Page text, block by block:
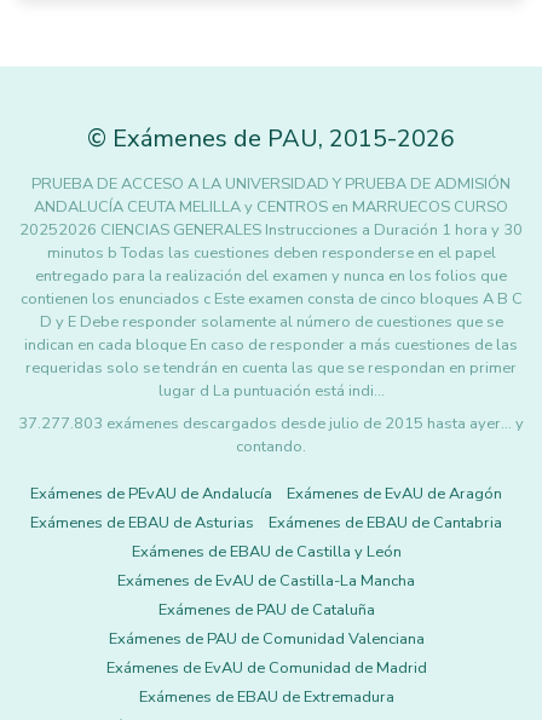
© Exámenes de PAU, 2015-2026
PRUEBA DE ACCESO A LA UNIVERSIDAD Y PRUEBA DE ADMISIÓN
ANDALUCÍA CEUTA MELILLA y CENTROS en MARRUECOS CURSO
20252026 CIENCIAS GENERALES Instrucciones a Duración 1 hora y 30
minutos b Todas las cuestiones deben responderse en el papel
entregado para la realización del examen y nunca en los folios que
contienen los enunciados c Este examen consta de cinco bloques A B C
D y E Debe responder solamente al número de cuestiones que se
indican en cada bloque En caso de responder a más cuestiones de las
requeridas solo se tendrán en cuenta las que se respondan en primer
lugar d La puntuación está indi…
37.277.803 exámenes descargados desde julio de 2015 hasta ayer... y
contando.
Exámenes de PEvAU de Andalucía
Exámenes de EvAU de Aragón
Exámenes de EBAU de Asturias
Exámenes de EBAU de Cantabria
Exámenes de EBAU de Castilla y León
Exámenes de EvAU de Castilla-La Mancha
Exámenes de PAU de Cataluña
Exámenes de PAU de Comunidad Valenciana
Exámenes de EvAU de Comunidad de Madrid
Exámenes de EBAU de Extremadura